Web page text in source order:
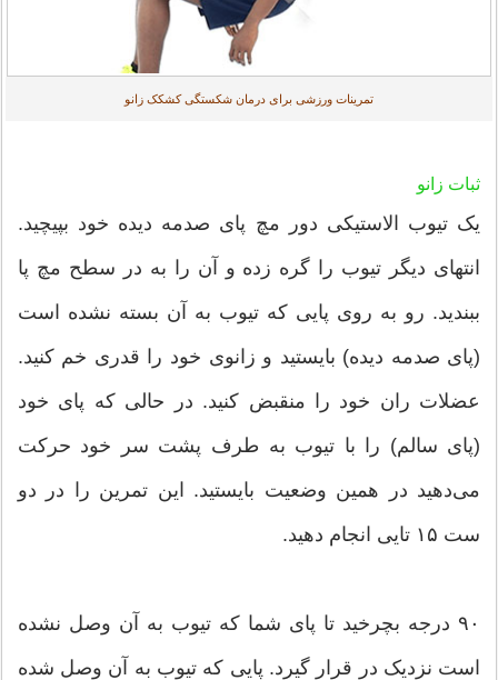
تمرینات ورزشی برای درمان شکستگی کشکک زانو
ثبات زانو
یک تیوب الاستیکی دور مچ پای صدمه دیده خود بپیچید.
انتهای دیگر تیوب را گره زده و آن را به در سطح مچ پا
ببندید. رو به روی پایی که تیوب به آن بسته نشده است
(پای صدمه دیده) بایستید و زانوی خود را قدری خم کنید.
عضلات ران خود را منقبض کنید. در حالی که پای خود
(پای سالم) را با تیوب به طرف پشت سر خود حرکت
می‌دهید در همین وضعیت بایستید. این تمرین را در دو
ست ۱۵ تایی انجام دهید.
۹۰ درجه بچرخید تا پای شما که تیوب به آن وصل نشده
است نزدیک در قرار گیرد. پایی که تیوب به آن وصل شده